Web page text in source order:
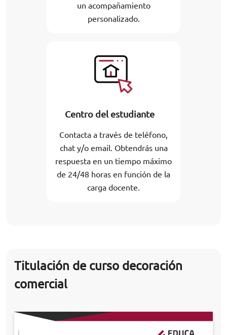
un acompañamiento
personalizado.
Centro del estudiante
Contacta a través de teléfono,
chat y/o email. Obtendrás una
respuesta en un tiempo máximo
de 24/48 horas en función de la
carga docente.
Titulación de curso decoración
comercial